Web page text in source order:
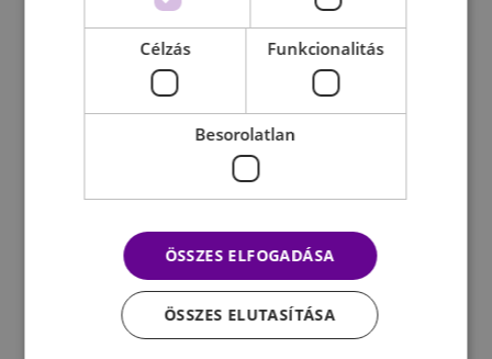
Célzás Funkcionalitás
Besorolatlan
ÖSSZES ELFOGADÁSA
ÖSSZES ELUTASÍTÁSA